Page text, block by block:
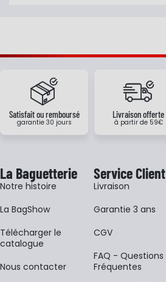
Satisfait ou remboursé
garantie 30 jours
Livraison offerte
à partir de 59€
La Baguetterie
Notre histoire
La BagShow
​Télécharger le
catalogue
Nous contacter
Service Client
Livraison
Garantie 3 ans
CGV
FAQ - Questions
Fréquentes